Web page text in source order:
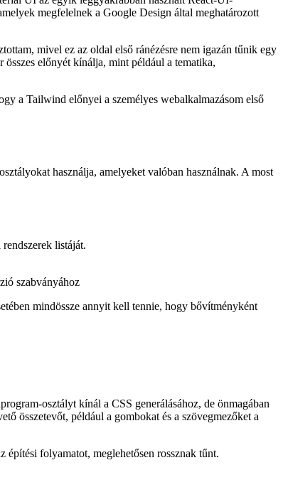
UI az egyik leggyakrabban használt React-UI-
megfelelnek a Google Design által meghatározott
mivel ez az oldal első ránézésre nem igazán tűnik egy
előnyét kínálja, mint például a tematika,
a Tailwind előnyei a személyes webalkalmazásom első
használja, amelyeket valóban használnak. A most
listáját.
szabványához
mindössze annyit kell tennie, hogy bővítményként
osztályt kínál a CSS generálásához, de önmagában
összetevőt, például a gombokat és a szövegmezőket a
folyamatot, meglehetősen rossznak tűnt.